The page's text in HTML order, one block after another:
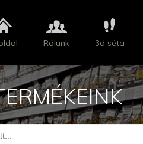
Rólunk 3d séta